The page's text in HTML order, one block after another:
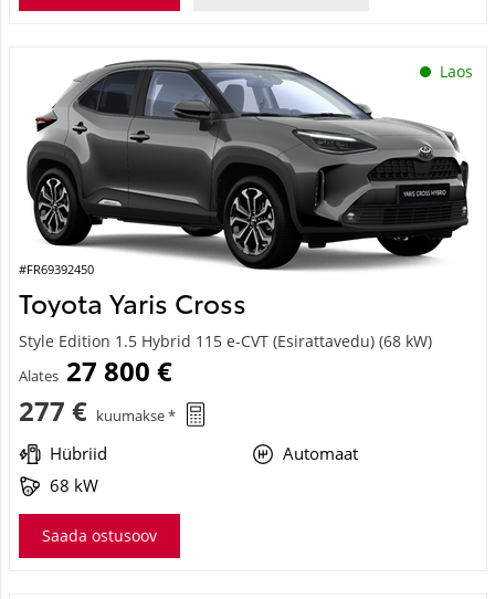
Laos
#FR69392450
Toyota Yaris Cross
Style Edition 1.5 Hybrid 115 e-CVT (Esirattavedu) (68 kW)
Alates 27 800 €
277 € kuumakse *
Hübriid
Automaat
68 kW
Saada ostusoov